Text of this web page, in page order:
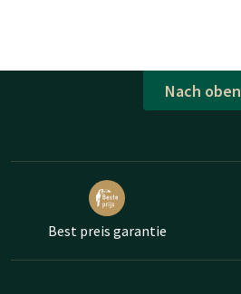
Nach oben
Best preis garantie